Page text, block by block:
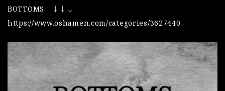
BOTTOMS ↓↓↓
https://www.oshamen.com/categories/3627440